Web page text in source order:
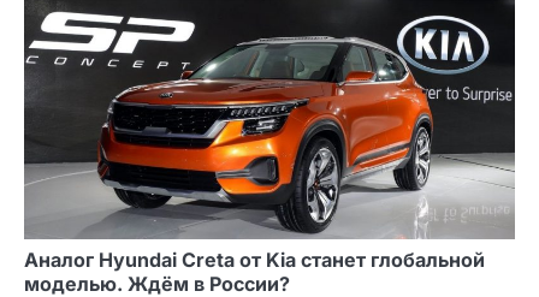
Аналог Hyundai Creta от Kia станет глобальной
моделью. Ждём в России?